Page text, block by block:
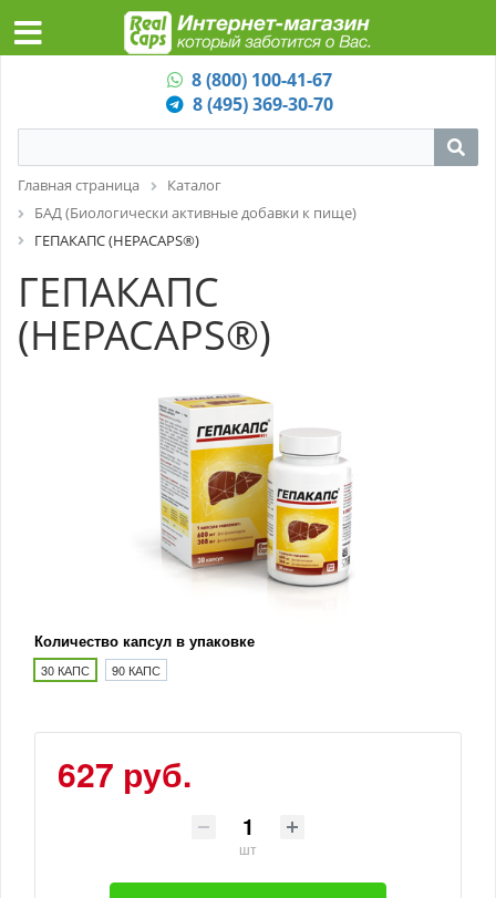
8 (800) 100-41-67
8 (495) 369-30-70
Главная страница
Каталог
БАД (Биологически активные добавки к пище)
ГЕПАКАПС (HEPACAPS®)
ГЕПАКАПС
(HEPACAPS®)
Количество капсул в упаковке
30 КАПС 90 КАПС
627 руб.
шт